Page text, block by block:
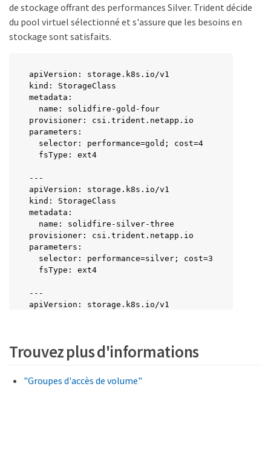
    zone: us-east-1b
    type: Silver
  - labels:
      performance: bronze
    type: Bronze
  - labels:
      performance: silver
      cost: "1"
    zone: us-east-1d
de stockage offrant des performances Silver. Trident décide
du pool virtuel sélectionné et s'assure que les besoins en
stockage sont satisfaits.
apiVersion: storage.k8s.io/v1
kind: StorageClass
metadata:
  name: solidfire-gold-four
provisioner: csi.trident.netapp.io
parameters:
  selector: performance=gold; cost=4
  fsType: ext4
---
apiVersion: storage.k8s.io/v1
kind: StorageClass
metadata:
  name: solidfire-silver-three
provisioner: csi.trident.netapp.io
parameters:
  selector: performance=silver; cost=3
  fsType: ext4
---
apiVersion: storage.k8s.io/v1
provisioner: csi.trident.netapp.io
parameters:
  fsType: ext4
Trouvez plus d'informations
"Groupes d'accès de volume"